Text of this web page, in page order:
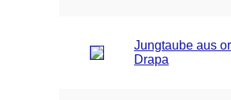
Jungtaube aus
Drapa